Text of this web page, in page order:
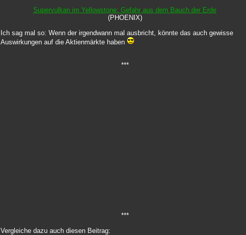
Supervulkan im Yellowstone: Gefahr aus dem Bauch der Erde
(PHOENIX)
Ich sag mal so: Wenn der irgendwann mal ausbricht, könnte das auch gewisse
Auswirkungen auf die Aktienmärkte haben
***
***
Vergleiche dazu auch diesen Beitrag: